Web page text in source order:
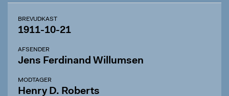
BREVUDKAST
1911-10-21
AFSENDER
Jens Ferdinand Willumsen
MODTAGER
Henry D. Roberts